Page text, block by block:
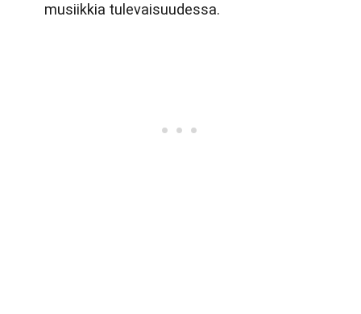
musiikkia tulevaisuudessa.